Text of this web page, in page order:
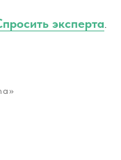
эксперта